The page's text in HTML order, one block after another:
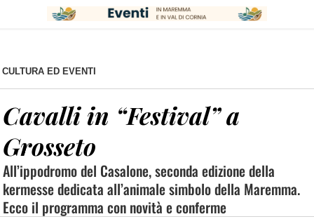
CULTURA ED EVENTI
Cavalli in “Festival” a
Grosseto
All’ippodromo del Casalone, seconda edizione della
kermesse dedicata all’animale simbolo della Maremma.
Ecco il programma con novità e conferme